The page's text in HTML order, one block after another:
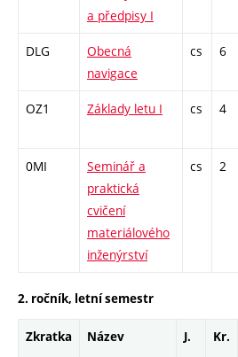
a předpisy I
DLG
Obecná
navigace
cs 6
OZ1 Základy letu I cs 4
0MI
Seminář a
praktická
cvičení
materiálového
inženýrství
cs 2
2. ročník, letní semestr
Zkratka Název J. Kr.